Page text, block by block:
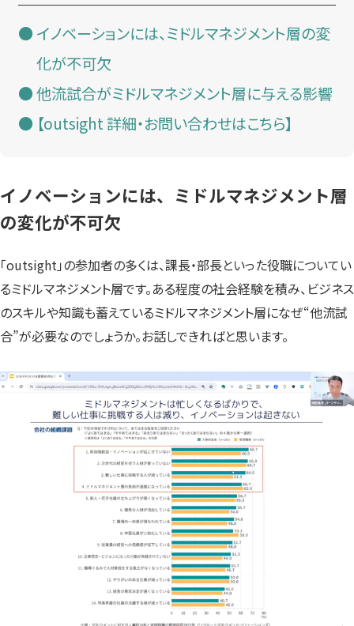
イノベーションには、ミドルマネジメント層の変
化が不可欠
他流試合がミドルマネジメント層に与える影響
【outsight 詳細・お問い合わせはこちら】
イノベーションには、ミドルマネジメント層
の変化が不可欠
「outsight」の参加者の多くは、課長・部長といった役職についてい
るミドルマネジメント層です。ある程度の社会経験を積み、ビジネス
のスキルや知識も蓄えているミドルマネジメント層になぜ“他流試
合”が必要なのでしょうか。お話しできればと思います。